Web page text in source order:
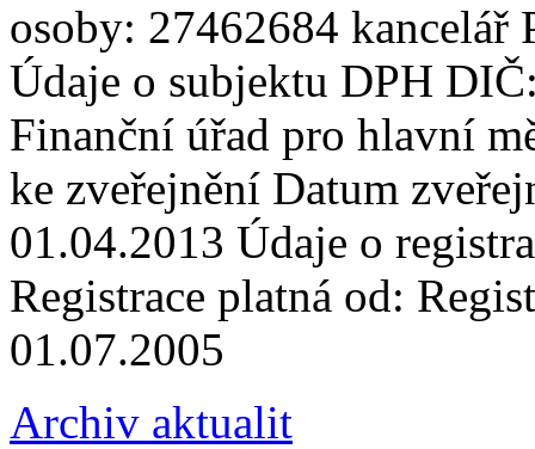
osoby: 27462684 kancelář
Údaje o subjektu DPH
Finanční úřad pro hlavní
ke zveřejnění Datum
01.04.2013 Údaje o
Registrace platná od:
01.07.2005
Archiv aktualit